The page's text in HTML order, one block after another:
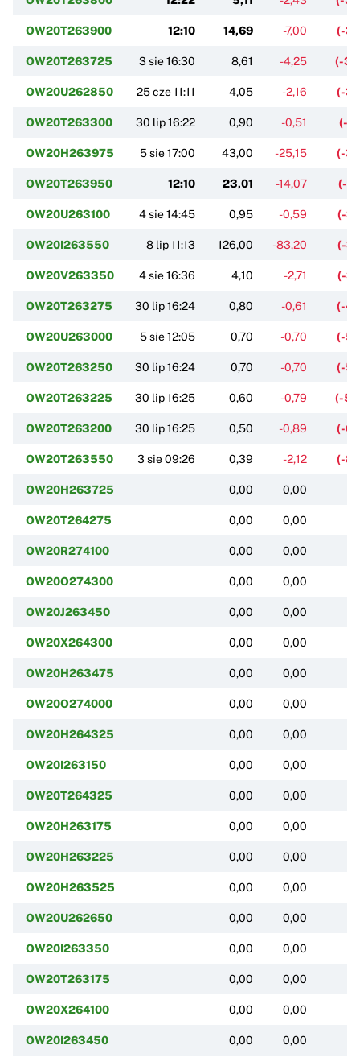
OW20T263900 12:10 14,69 -7,00 (-
OW20T263725 3 sie 16:30 8,61 -4,25 (-
OW20U262850 25 cze 11:11 4,05 -2,16 (-
OW20T263300 30 lip 16:22 0,90 -0,51 (-
OW20H263975 5 sie 17:00 43,00 -25,15 (-
OW20T263950 12:10 23,01 -14,07 (-
OW20U263100 4 sie 14:45 0,95 -0,59 (-
OW20I263550 8 lip 11:13 126,00 -83,20 (-
OW20V263350 4 sie 16:36 4,10 -2,71 (-
OW20T263275 30 lip 16:24 0,80 -0,61 (-
OW20U263000 5 sie 12:05 0,70 -0,70 (-
OW20T263250 30 lip 16:24 0,70 -0,70 (-
OW20T263225 30 lip 16:25 0,60 -0,79 (-
OW20T263200 30 lip 16:25 0,50 -0,89 (-
OW20T263550 3 sie 09:26 0,39 -2,12 (-
OW20H263725 0,00 0,00
OW20T264275 0,00 0,00
OW20R274100 0,00 0,00
OW20O274300 0,00 0,00
OW20J263450 0,00 0,00
OW20X264300 0,00 0,00
OW20H263475 0,00 0,00
OW20O274000 0,00 0,00
OW20H264325 0,00 0,00
OW20I263150 0,00 0,00
OW20T264325 0,00 0,00
OW20H263175 0,00 0,00
OW20H263225 0,00 0,00
OW20H263525 0,00 0,00
OW20U262650 0,00 0,00
OW20I263350 0,00 0,00
OW20T263175 0,00 0,00
OW20X264100 0,00 0,00
OW20I263450 0,00 0,00